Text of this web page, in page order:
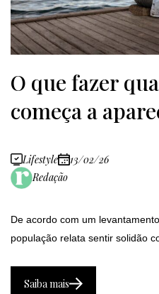
O que fazer
começa a
Lifestyle
13/02/26
Redação
De acordo com um
população relata sentir solidão
Saiba mais